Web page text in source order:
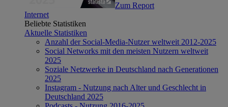
Zum Report
Internet
Beliebte Statistiken
Aktuelle Statistiken
Anzahl der Social-Media-Nutzer weltweit 2012-2025
Social Networks mit den meisten Nutzern weltweit
2025
Soziale Netzwerke in Deutschland nach Generationen
2025
Instagram - Nutzung nach Alter und Geschlecht in
Deutschland 2025